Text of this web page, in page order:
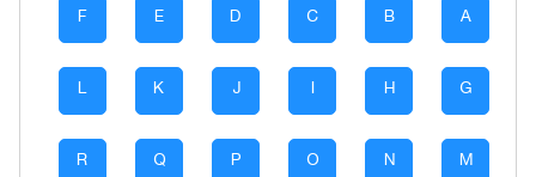
A
B
C
D
E
F
G
H
I
J
K
L
M
N
O
P
Q
R